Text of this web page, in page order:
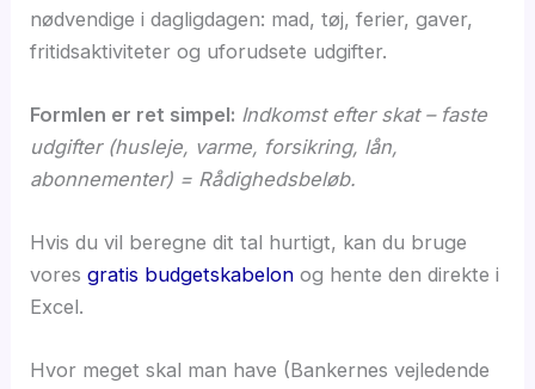
nødvendige i dagligdagen: mad, tøj, ferier, gaver,
fritidsaktiviteter og uforudsete udgifter.
Formlen er ret simpel: Indkomst efter skat – faste
udgifter (husleje, varme, forsikring, lån,
abonnementer) = Rådighedsbeløb.
Hvis du vil beregne dit tal hurtigt, kan du bruge
voresgratis budgetskabelon og hente den direkte i
Excel.
Hvor meget skal man have (Bankernes vejledende